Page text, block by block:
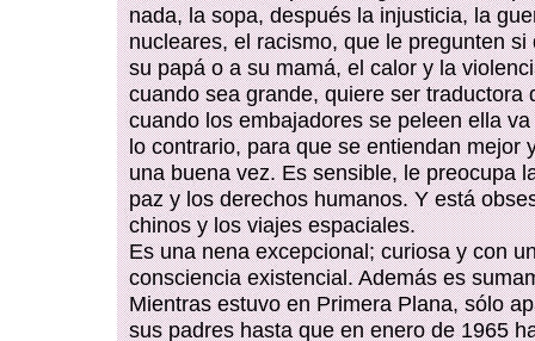
nada, la sopa, después la injusticia, la
nucleares, el racismo, que le pregunten si
su papá o a su mamá, el calor y la
cuando sea grande, quiere ser traductora
cuando los embajadores se peleen ella
lo contrario, para que se entiendan mejor
una buena vez. Es sensible, le preocupa
paz y los derechos humanos. Y está
chinos y los viajes espaciales.
Es una nena excepcional; curiosa y con
consciencia existencial. Además es
Mientras estuvo en Primera Plana, sólo
sus padres hasta que en enero de 1965